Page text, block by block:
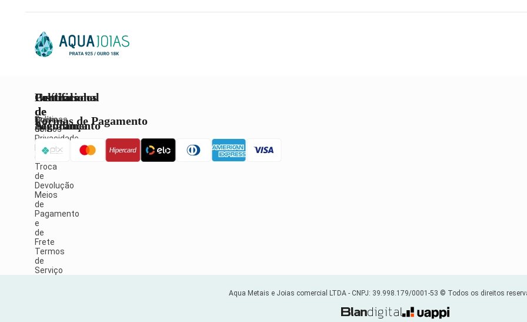
Institucional
Quem
Somos
Políticas
Políticas
de
Privacidade
Política
de
Troca
de
Devolução
Meios
de
Pagamento
e
de
Frete
Termos
de
Serviço
Central
de
Atendimento
Fale
Conosco
Certificados
de
Segurança
Formas de Pagamento
Aqua Metais e Joias comercial LTDA - CNPJ: 39.998.179/0001-53 © Todos os direitos